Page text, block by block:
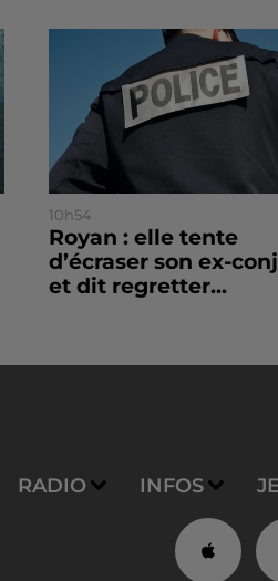
10h54
Royan : elle tente
d’écraser son ex-
et dit regretter...
RADIO INFOS